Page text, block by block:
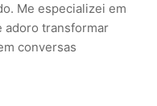
Me especializei em
adoro transformar
conversas